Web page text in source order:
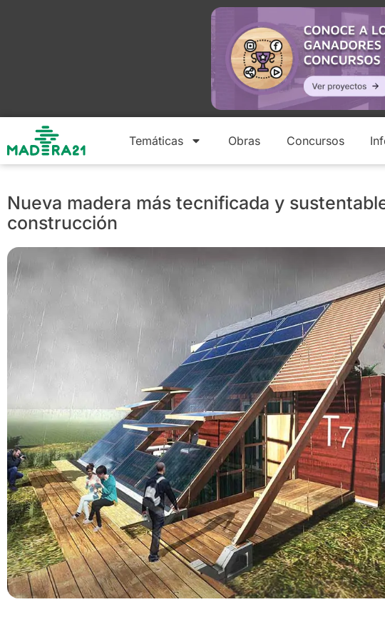
Temáticas Obras Concursos
Nueva madera más tecnificada y
construcción